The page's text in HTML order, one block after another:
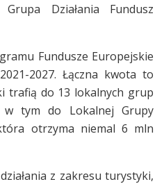
Działania Fundusz
Fundusze Europejskie
2027. Łączna kwota to
trafią do 13 lokalnych grup
w tym do Lokalnej Grupy
otrzyma niemal 6 mln
z zakresu turystyki,